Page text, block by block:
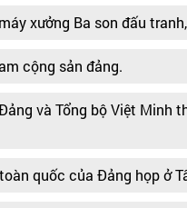
xưởng Ba son đấu
cộng sản đảng.
và Tổng bộ Việt Minh
quốc của Đảng họp ở